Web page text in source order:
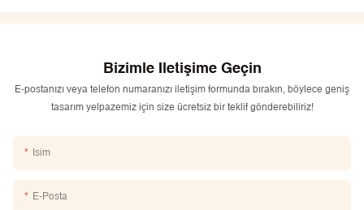
Bizimle Iletişime Geçin
E-postanızı veya telefon numaranızı iletişim formunda bırakın, böylece geniş
tasarım yelpazemiz için size ücretsiz bir teklif gönderebiliriz!
Isim
E-Posta